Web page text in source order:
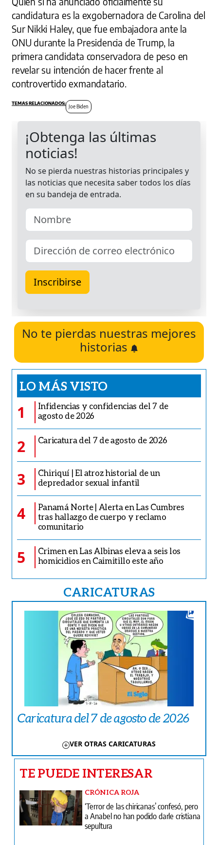
candidatura es la exgobernadora de Carolina del
Sur Nikki Haley, que fue embajadora ante la
ONU durante la Presidencia de Trump, la
primera candidata conservadora de peso en
revelar su intención de hacer frente al
controvertido exmandatario.
Joe Biden
No te pierdas nuestras mejores
historias
LO MÁS VISTO
1
Infidencias y confidencias del 7 de
agosto de 2026
2 Caricatura del 7 de agosto de 2026
3
Chiriquí | El atroz historial de un
depredador sexual infantil
4
Panamá Norte | Alerta en Las Cumbres
tras hallazgo de cuerpo y reclamo
comunitario
5
Crimen en Las Albinas eleva a seis los
homicidios en Caimitillo este año
CARICATURAS
Caricatura del 7 de agosto de 2026
VER OTRAS CARICATURAS
TE PUEDE INTERESAR
CRÓNICA ROJA
‘Terror de las chiricanas’ confesó, pero
a Anabel no han podido darle cristiana
sepultura